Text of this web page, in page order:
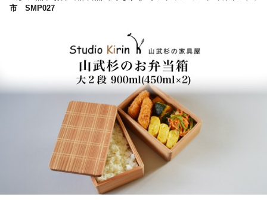
市 SMP027